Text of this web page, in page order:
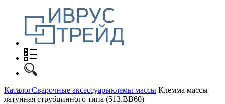
КаталогСварочные аксессуарыклемы массы Клемма массы
латунная струбцинного типа (513.BB60)